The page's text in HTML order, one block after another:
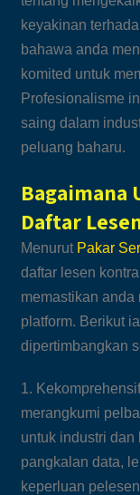
keyakinan
bahawa anda
komited untuk
Profesionalisme
saing dalam
peluang baharu.
Bagaimana
Daftar
Menurut Pakar
daftar lesen
memastikan
platform. Berikut
dipertimbangkan
1.
merangkumi
untuk industri
pangkalan data,
keperluan